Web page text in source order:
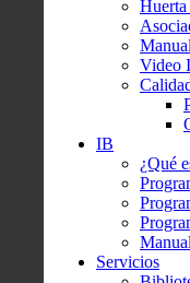
Video
IB
¿Qué
Servicios